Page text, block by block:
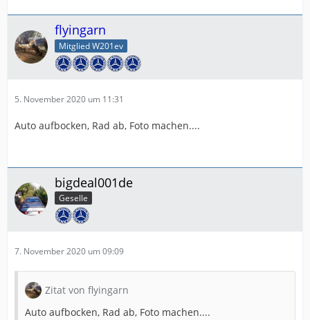
flyingarn
Mitglied W201ev
5. November 2020 um 11:31
Auto aufbocken, Rad ab, Foto machen....
bigdeal001de
Geselle
7. November 2020 um 09:09
Zitat von flyingarn
Auto aufbocken, Rad ab, Foto machen....